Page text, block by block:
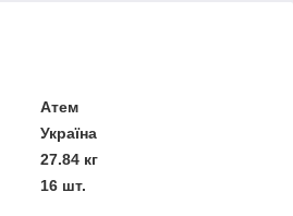
Атем
Україна
27.84 кг
16 шт.